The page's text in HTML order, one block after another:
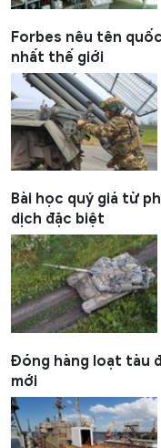
Forbes nêu tên
nhất thế giới
Bài học quý giá từ
dịch đặc biệt
Đóng hàng loạt tàu
mới